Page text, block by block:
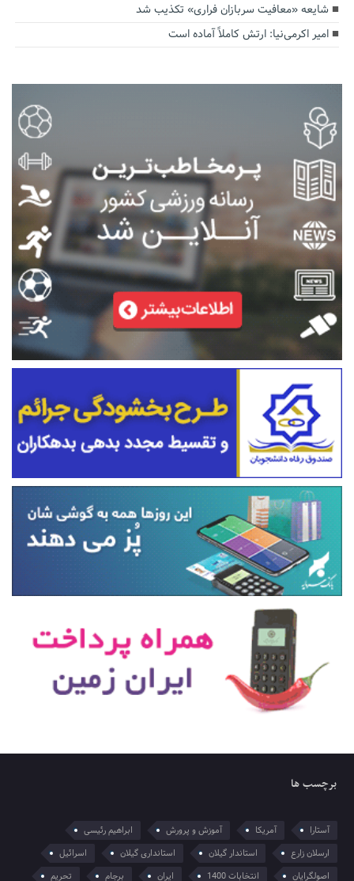
شایعه «معافیت سربازان فراری» تکذیب شد
امیر اکرمی‌نیا: ارتش کاملاً آماده است
برچسب ها
آستارا آمریکا آموزش و پرورش
ابراهیم رئیسی
ارسلان زارع
استاندار گیلان استانداری گیلان
اسرائیل
اصولگرایان
انتخابات 1400 ایران برجام تحریم